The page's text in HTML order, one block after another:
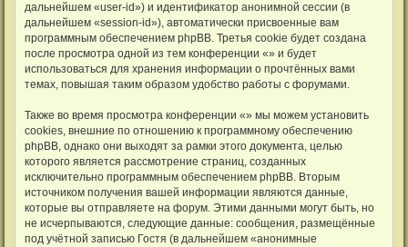
дальнейшем «user-id») и идентификатор анонимной сессии (в
дальнейшем «session-id»), автоматически присвоенные вам
программным обеспечением phpBB. Третья cookie будет создана
после просмотра одной из тем конференции «» и будет
использоваться для хранения информации о прочтённых вами
темах, повышая таким образом удобство работы с форумами.
Также во время просмотра конференции «» мы можем установить
cookies, внешние по отношению к программному обеспечению
phpBB, однако они выходят за рамки этого документа, целью
которого является рассмотрение страниц, созданных
исключительно программным обеспечением phpBB. Вторым
источником получения вашей информации являются данные,
которые вы отправляете на форум. Этими данными могут быть, но
не исчерпываются, следующие данные: сообщения, размещённые
под учётной записью Гостя (в дальнейшем «анонимные